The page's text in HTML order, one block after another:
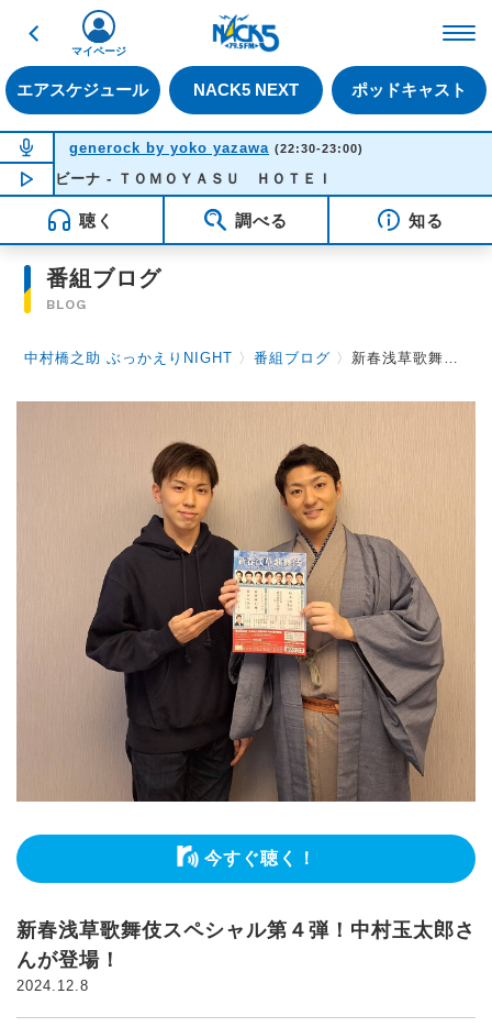
戻る
エアスケジュール NACK5 NEXT ポッドキャスト
マイページ
NOW ON AIR
generock by yoko yazawa (22:30-23:00)
NOW PLAYING22:31
バンビーナ - ＴＯＭＯＹＡＳＵ ＨＯＴＥＩ
聴く 調べる 知る
番組ブログ
BLOG
中村橋之助 ぶっかえりNIGHT 〉番組ブログ 〉 新春浅草歌舞伎スペシャル第４弾！中村玉太郎さんが登場！
今すぐ聴く！
新春浅草歌舞伎スペシャル第４弾！中村玉太郎さ
んが登場！
2024.12.8